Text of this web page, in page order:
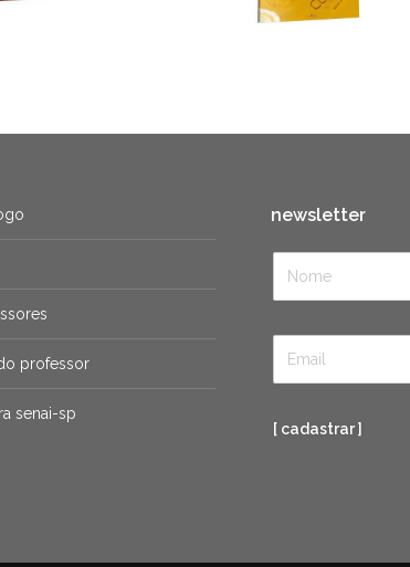
professor
senai-sp
newsletter
[ cadastrar ]